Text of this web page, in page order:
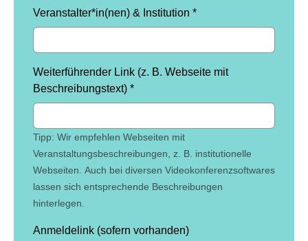
Veranstalter*in(nen) & Institution *
Weiterführender Link (z. B. Webseite mit
Beschreibungstext) *
Tipp: Wir empfehlen Webseiten mit
Veranstaltungsbeschreibungen, z. B. institutionelle
Webseiten. Auch bei diversen Videokonferenzsoftwares
lassen sich entsprechende Beschreibungen
hinterlegen.
Anmeldelink (sofern vorhanden)